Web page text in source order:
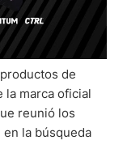
de
la marca oficial
reunió los
la búsqueda